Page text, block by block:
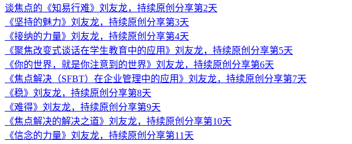
谈焦点的《知易行难》刘友龙，持续原创分享第2天
《坚持的魅力》刘友龙，持续原创分享第3天
《接纳的力量》刘友龙，持续原创分享第4天
《聚焦改变式谈话在学生教育中的应用》刘友龙，持续原创分享第5天
《你的世界，就是你注意到的世界》刘友龙，持续原创分享第6天
《焦点解决（SFBT）在企业管理中的应用》刘友龙，持续原创分享第7天
《稳》刘友龙，持续原创分享第8天
《难得》刘友龙，持续原创分享第9天
《焦点解决的解决之道》刘友龙，持续原创分享第10天
《信念的力量》刘友龙，持续原创分享第11天